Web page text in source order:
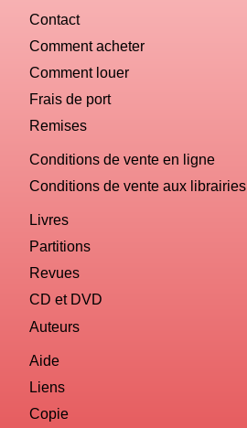
Contact
Comment acheter
Comment louer
Frais de port
Remises
Conditions de vente en ligne
Conditions de vente aux librairies
Livres
Partitions
Revues
CD et DVD
Auteurs
Aide
Liens
Copie